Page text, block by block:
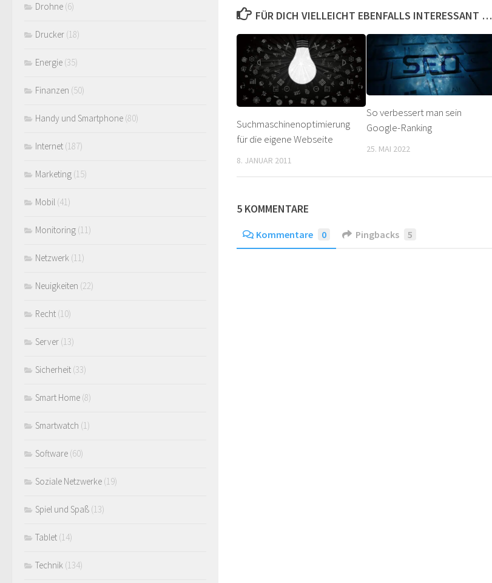
FÜR DICH VIELLEICHT EBENFALLS INTERESSANT …
Suchmaschinenoptimierung
für die eigene Webseite
8. JANUAR 2011
So verbessert man sein
Google-Ranking
25. MAI 2022
5 KOMMENTARE
Kommentare 0 Pingbacks 5
Drohne (6)
Drucker (18)
Energie (35)
Finanzen (50)
Handy und Smartphone (80)
Internet (187)
Marketing (15)
Mobil (41)
Monitoring (11)
Netzwerk (11)
Neuigkeiten (22)
Recht (10)
Server (13)
Sicherheit (33)
Smart Home (8)
Smartwatch (1)
Software (60)
Soziale Netzwerke (19)
Spiel und Spaß (13)
Tablet (14)
Technik (134)